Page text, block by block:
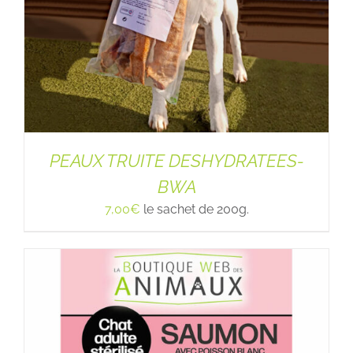
PEAUX TRUITE DESHYDRATEES-
BWA
7,00€ le sachet de 200g.